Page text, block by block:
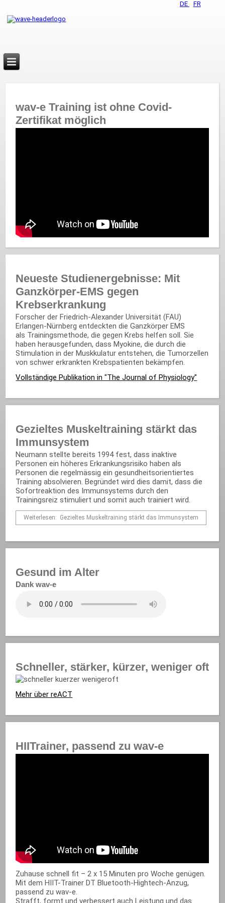
DE FR
wav-e Training ist ohne Covid-
Zertifikat möglich
Neueste Studienergebnisse: Mit
Ganzkörper-EMS gegen
Krebserkrankung
Forscher der Friedrich-Alexander Universität (FAU)
Erlangen-Nürnberg entdeckten die Ganzkörper EMS
als Trainingsmethode, die gegen Krebs helfen soll. Sie
haben herausgefunden, dass Myokine, die durch die
Stimulation in der Muskkulatur entstehen, die Tumorzellen
von schwer erkrankten Krebspatienten bekämpfen.
Vollständige Publikation in "The Journal of Physiology"
Gezieltes Muskeltraining stärkt das
Immunsystem
Neumann stellte bereits 1994 fest, dass inaktive
Personen ein höheres Erkrankungsrisiko haben als
Personen die regelmässig ein gesundheitsorientiertes
Training absolvieren. Begründet wird dies damit, dass die
Sofortreaktion des Immunsystems durch den
Trainingsreiz stimuliert und somit auch trainiert wird.
Weiterlesen: Gezieltes Muskeltraining stärkt das Immunsystem
Gesund im Alter
Dank wav-e
Schneller, stärker, kürzer, weniger oft
Mehr über reACT
HIITrainer, passend zu wav-e
Zuhause schnell fit – 2 x 15 Minuten pro Woche genügen.
Mit dem HIIT-Trainer DT Bluetooth-Hightech-Anzug,
passend zu wav-e.
Strafft, formt und verbessert auch Leistung und das